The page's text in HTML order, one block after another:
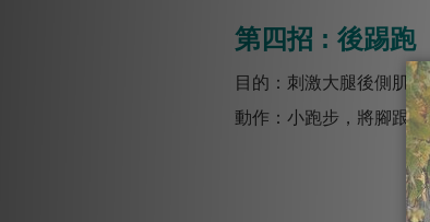
第四招 : 後踢跑
目的：刺激大腿後側肌
動作：小跑步，將腳跟